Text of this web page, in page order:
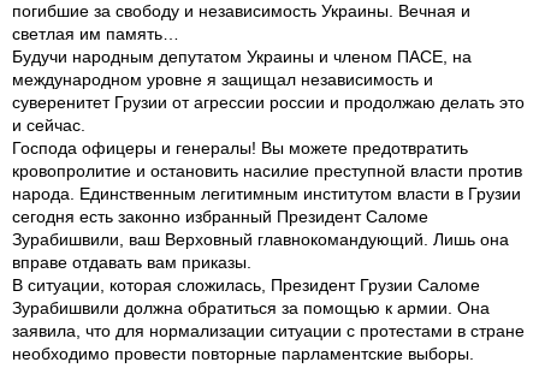
погибшие за свободу и независимость Украины. Вечная и
светлая им память…
Будучи народным депутатом Украины и членом ПАСЕ, на
международном уровне я защищал независимость и
суверенитет Грузии от агрессии россии и продолжаю делать это
и сейчас.
Господа офицеры и генералы! Вы можете предотвратить
кровопролитие и остановить насилие преступной власти против
народа. Единственным легитимным институтом власти в Грузии
сегодня есть законно избранный Президент Саломе
Зурабишвили, ваш Верховный главнокомандующий. Лишь она
вправе отдавать вам приказы.
В ситуации, которая сложилась, Президент Грузии Саломе
Зурабишвили должна обратиться за помощью к армии. Она
заявила, что для нормализации ситуации с протестами в стране
необходимо провести повторные парламентские выборы.